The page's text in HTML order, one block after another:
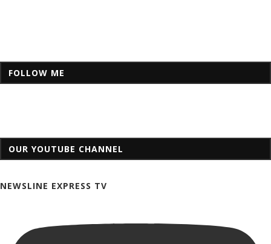
FOLLOW ME
OUR YOUTUBE CHANNEL
NEWSLINE EXPRESS TV